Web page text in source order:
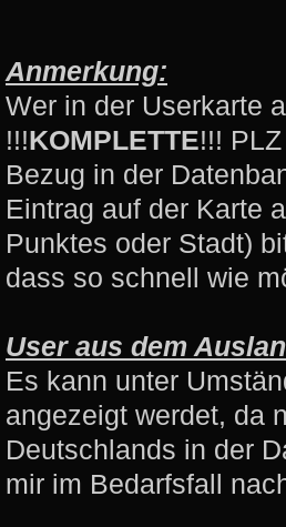
Anmerkung:
Wer in der Userkarte
!!!KOMPLETTE!!!
Bezug in der
Eintrag auf der Karte
Punktes oder Stadt)
dass so schnell wie
User aus dem
Es kann unter
angezeigt werdet, da
Deutschlands in der
mir im Bedarfsfall